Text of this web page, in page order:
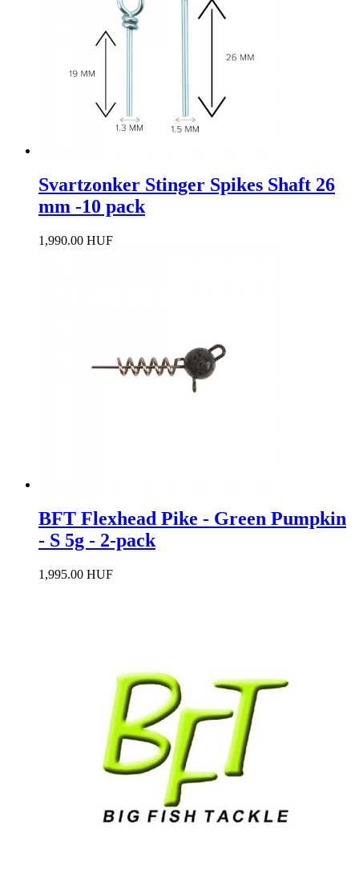
Svartzonker Stinger Spikes Shaft 26
mm -10 pack
1,990.00 HUF
BFT Flexhead Pike - Green Pumpkin
- S 5g - 2-pack
1,995.00 HUF